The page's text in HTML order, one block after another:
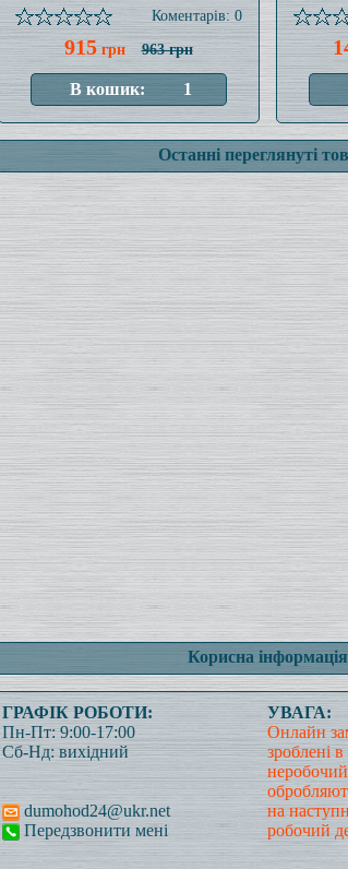
Коментарів: 0
915грн 963 грн
Останні переглянуті
Корисна інформація
ГРАФІК РОБОТИ:
Пн-Пт: 9:00-17:00
Сб-Нд: вихідний
dumohod24@ukr.net
Передзвонити мені
УВАГА:
Онлайн
зроблені в
на
робочий